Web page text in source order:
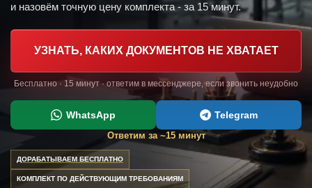
и назовём точную цену комплекта - за 15 минут.
УЗНАТЬ, КАКИХ ДОКУМЕНТОВ НЕ ХВАТАЕТ
Бесплатно · 15 минут · ответим в мессенджере, если звонить неудобно
WhatsApp Telegram
Ответим за ~15 минут
ДОРАБАТЫВАЕМ БЕСПЛАТНО
КОМПЛЕКТ ПО ДЕЙСТВУЮЩИМ ТРЕБОВАНИЯМ